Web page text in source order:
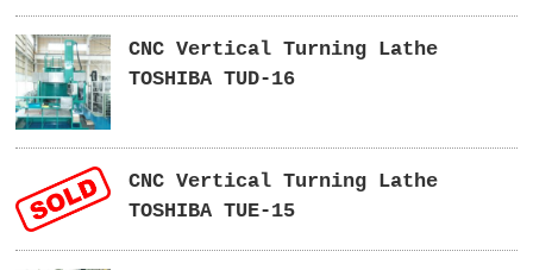
CNC Vertical Turning Lathe
TOSHIBA TUD-16
CNC Vertical Turning Lathe
TOSHIBA TUE-15